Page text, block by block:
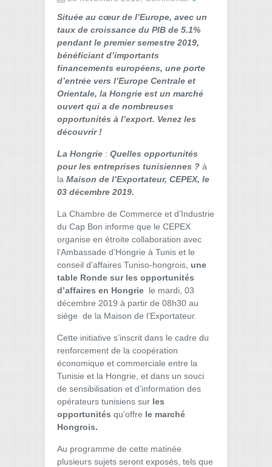
Située au cœur de l’Europe, avec un
taux de croissance du PIB de 5.1%
pendant le premier semestre 2019,
bénéficiant d’importants
financements européens, une porte
d’entrée vers l’Europe Centrale et
Orientale, la Hongrie est un marché
ouvert qui a de nombreuses
opportunités à l’export. Venez les
découvrir !
La Hongrie : Quelles opportunités
pour les entreprises tunisiennes ? à
la Maison de l’Exportateur, CEPEX, le
03 décembre 2019.
La Chambre de Commerce et d’Industrie
du Cap Bon informe que le CEPEX
organise en étroite collaboration avec
l’Ambassade d’Hongrie à Tunis et le
conseil d’affaires Tuniso-hongrois, une
table Ronde sur les opportunités
d’affaires en Hongrie le mardi, 03
décembre 2019 à partir de 08h30 au
siège de la Maison de l’Exportateur.
Cette initiative s’inscrit dans le cadre du
renforcement de la coopération
économique et commerciale entre la
Tunisie et la Hongrie, et dans un souci
de sensibilisation et d’information des
opérateurs tunisiens sur les
opportunités qu’offre le marché
Hongrois.
Au programme de cette matinée
plusieurs sujets seront exposés, tels que